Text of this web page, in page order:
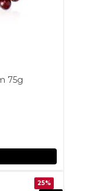
75g
25%